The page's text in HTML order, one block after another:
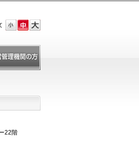
22階